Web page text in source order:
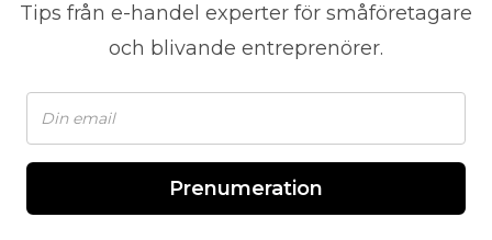
Tips från e-handel experter för småföretagare
och blivande entreprenörer.
Prenumeration